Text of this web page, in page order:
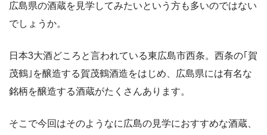
広島県の酒蔵を見学してみたいという方も多いのではない
でしょうか。
日本3大酒どころと言われている東広島市西条。西条の｢ 賀
茂鶴 ｣を醸造する賀茂鶴酒造をはじめ、広島県には有名な
銘柄を醸造する酒蔵がたくさんあります。
そこで今回はそのようなに広島の見学におすすめな酒蔵、